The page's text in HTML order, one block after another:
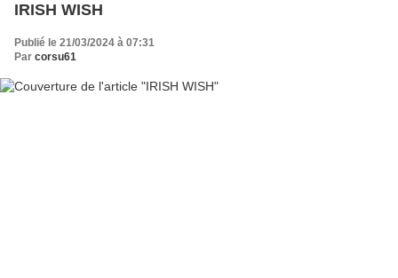
IRISH WISH
Publié le 21/03/2024 à 07:31
Par corsu61